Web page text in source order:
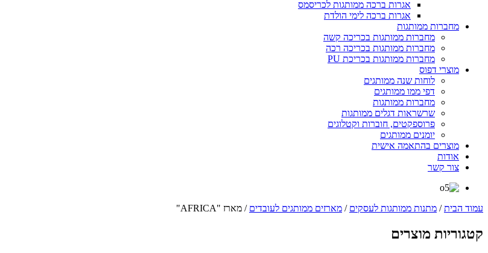
אגרות ברכה ממותגות לכריסמס
אגרות ברכה לימי הולדת
מחברות ממותגות
מחברות ממותגות בכריכה קשה
מחברות ממותגות בכריכה רכה
מחברות ממותגות בכריכת PU
מוצרי דפוס
לוחות שנה ממותגים
דפי ממו ממותגים
מחברות ממותגות
שרשראות דגלים ממותגות
פרוספקטים, חוברות וקטלוגים
יומנים ממותגים
מוצרים בהתאמה אישית
אודות
צור קשר
עמוד הבית/ מתנות ממותגות לעסקים / מארזים ממותגים לעובדים / מארז "AFRICA"
קטגוריות מוצרים